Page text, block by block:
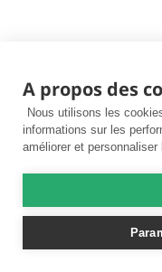
A propos des
Nous utilisons les
informations sur les
améliorer et personnaliser
Paiement 100%
CB, virement bancaire